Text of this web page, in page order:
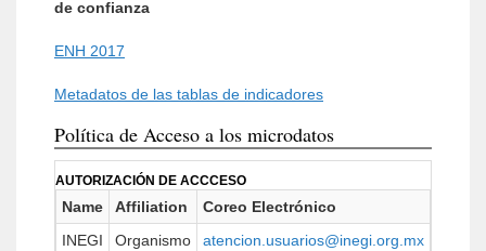
de confianza
ENH 2017
Metadatos de las tablas de indicadores
Política de Acceso a los microdatos
AUTORIZACIÓN DE ACCCESO
Name Affiliation Coreo Electrónico
INEGI
Organismo
atencion.usuarios@inegi.org.mx